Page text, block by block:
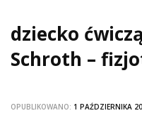
dziecko
Schroth –
OPUBLIKOWANO: 1 PAŹDZIERNIKA